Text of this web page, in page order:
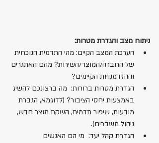
ניתוח מצב והגדרת מטרות:
הערכת המצב הקיים: מהי התדמית הנוכחית
של החברה/המוצר/השירות? מהם האתגרים
וההזדמנויות הקיימים?
הגדרת מטרות ברורות:  מה ברצונכם להשיג
באמצעות יחסי הציבור? (לדוגמא, הגברת
מודעות, שיפור תדמית, השקת מוצר חדש,
ניהול משברים).
הגדרת קהל יעד:  מי הם האנשים